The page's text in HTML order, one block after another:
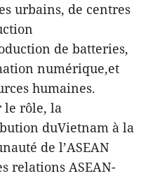
urbains, de centres
de batteries,
numérique,et
humaines.
le rôle, la
duVietnam à la
de l’ASEAN
relations ASEAN-